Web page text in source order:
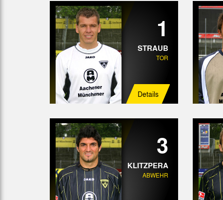
1
STRAUB
TOR
Details
3
KLITZPERA
ABWEHR